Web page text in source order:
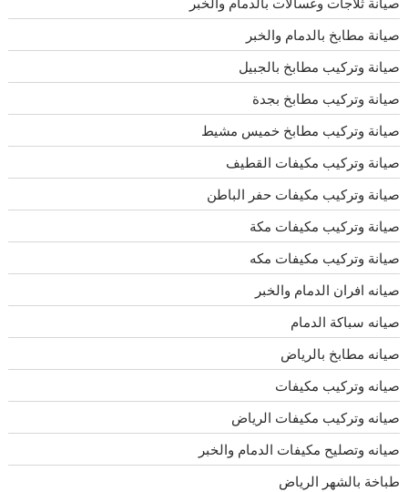
صيانة مطابخ بالدمام والخبر
صيانة وتركيب مطابخ بالجبيل
صيانة وتركيب مطابخ بجدة
صيانة وتركيب مطابخ خميس مشيط
صيانة وتركيب مكيفات القطيف
صيانة وتركيب مكيفات حفر الباطن
صيانة وتركيب مكيفات مكة
صيانة وتركيب مكيفات مكه
صيانه افران الدمام والخبر
صيانه سباكة الدمام
صيانه مطابخ بالرياض
صيانه وتركيب مكيفات
صيانه وتركيب مكيفات الرياض
صيانه وتصليح مكيفات الدمام والخبر
طباخة بالشهر الرياض